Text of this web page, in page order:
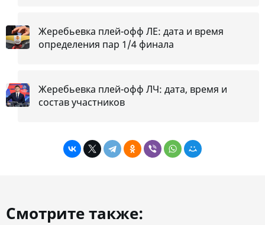
Жеребьевка плей-офф ЛЕ: дата и время
определения пар 1/4 финала
Жеребьевка плей-офф ЛЧ: дата, время и
состав участников
Смотрите также: